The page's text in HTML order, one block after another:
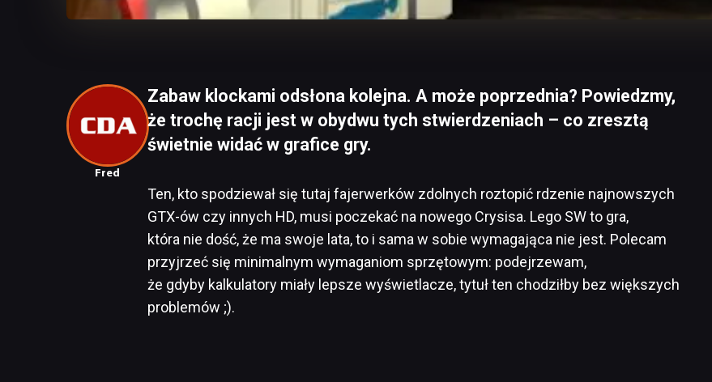
Fred
Zabaw klockami odsłona kolejna. A może poprzednia? Powiedzmy,
że trochę racji jest w obydwu tych stwierdzeniach – co zresztą
świetnie widać w grafice gry.
Ten, kto spodziewał się tutaj fajerwerków zdolnych roztopić rdzenie najnowszych
GTX-ów czy innych HD, musi poczekać na nowego Crysisa. Lego SW to gra,
która nie dość, że ma swoje lata, to i sama w sobie wymagająca nie jest. Polecam
przyjrzeć się minimalnym wymaganiom sprzętowym: podejrzewam,
że gdyby kalkulatory miały lepsze wyświetlacze, tytuł ten chodziłby bez większych
problemów ;).